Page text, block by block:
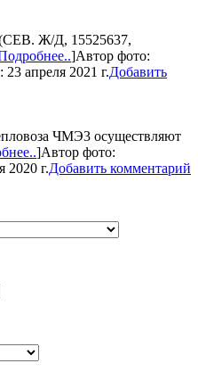
Ж/Д, 15525637,
]Автор фото:
23 апреля 2021 г.Добавить
ЧМЭ3 осуществляют
]Автор фото:
2020 г.Добавить комментарий